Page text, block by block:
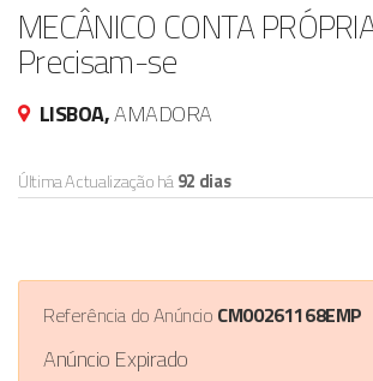
MECÂNICO CONTA
Precisam-se
LISBOA,AMADORA
Última Actualização há92 dias
Referência do Anúncio CM00261168EMP
Anúncio Expirado